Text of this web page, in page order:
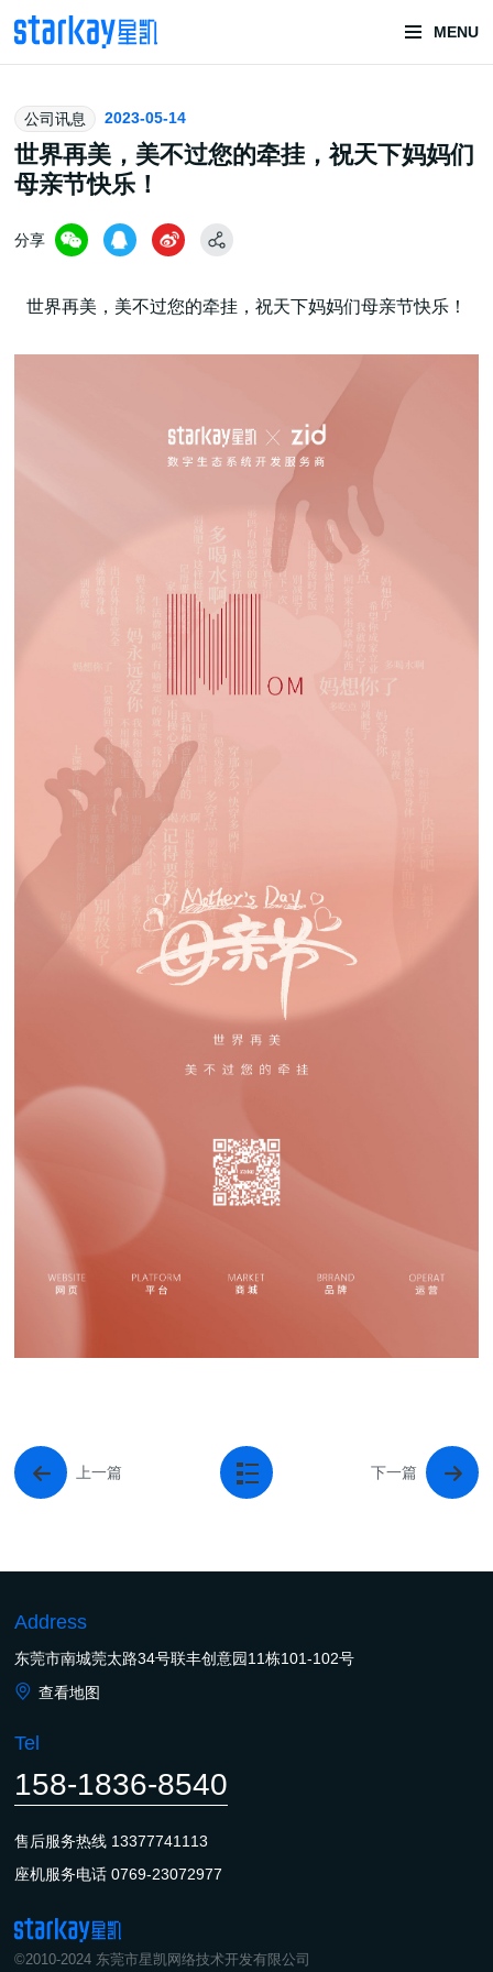
MENU
头部潮玩
技术服务商
头部潮玩盲盒/谷子卡牌/二次元手办抽赏开发
一番赏/魔力赏/福袋抽赏/宝箱赏/无限赏
高端网站建设
广告大片形式做开发
公司讯息 2023-05-14
世界再美，美不过您的牵挂，祝天下妈妈们
母亲节快乐！
分享
世界再美，美不过您的牵挂，祝天下妈妈们母亲节快乐！
上一篇 下一篇
©2010-2024 东莞市星凯网络技术开发有限公司
Address
东莞市南城莞太路34号联丰创意园11栋101-102号
查看地图
Tel
158-1836-8540
售后服务热线 13377741113
座机服务电话0769-23072977